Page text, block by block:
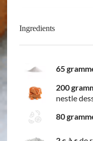
Ingredients
65
200
nestle
80